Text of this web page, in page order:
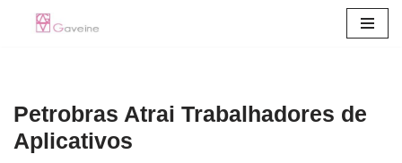
conteúdo
Petrobras Atrai Trabalhadores de
Aplicativos